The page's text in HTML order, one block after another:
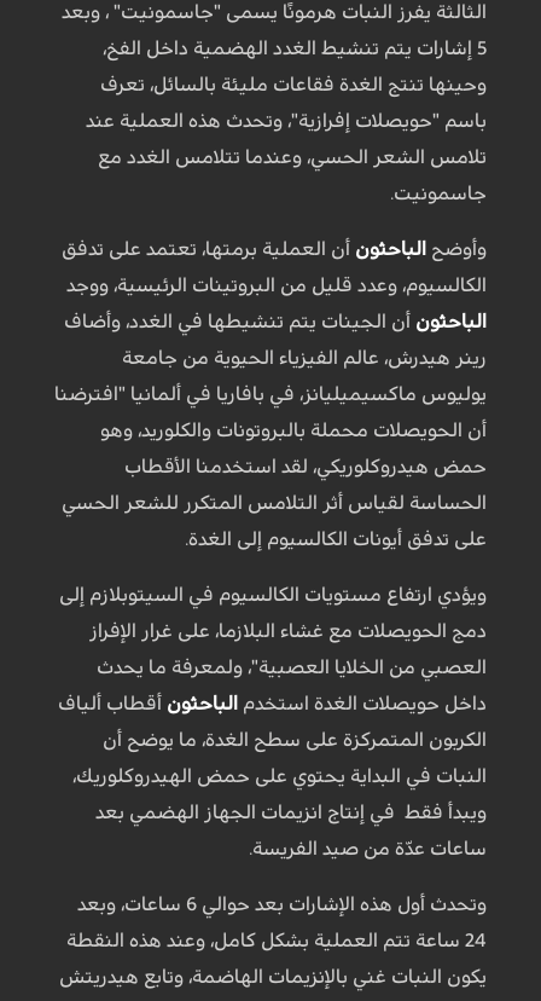
الثالثة يفرز النبات هرمونًا يسمى "جاسمونيت" ، وبعد
5 إشارات يتم تنشيط الغدد الهضمية داخل الفخ،
وحينها تنتج الغدة فقاعات مليئة بالسائل، تعرف
باسم "حويصلات إفرازية"، وتحدث هذه العملية عند
تلامس الشعر الحسي، وعندما تتلامس الغدد مع
جاسمونيت.
وأوضح الباحثون أن العملية برمتها، تعتمد على تدفق
الكالسيوم، وعدد قليل من البروتينات الرئيسية، ووجد
الباحثون أن الجينات يتم تنشيطها في الغدد، وأضاف
رينر هيدرش، عالم الفيزياء الحيوية من جامعة
يوليوس ماكسيميليانز، في بافاريا في ألمانيا "افترضنا
أن الحويصلات محملة بالبروتونات والكلوريد، وهو
حمض هيدروكلوريكي، لقد استخدمنا الأقطاب
الحساسة لقياس أثر التلامس المتكرر للشعر الحسي
على تدفق أيونات الكالسيوم إلى الغدة.
ويؤدي ارتفاع مستويات الكالسيوم في السيتوبلازم إلى
دمج الحويصلات مع غشاء البلازما، على غرار الإفراز
العصبي من الخلايا العصبية"، ولمعرفة ما يحدث
داخل حويصلات الغدة استخدم الباحثون أقطاب ألياف
الكربون المتمركزة على سطح الغدة، ما يوضح أن
النبات في البداية يحتوي على حمض الهيدروكلوريك،
ويبدأ فقط في إنتاج انزيمات الجهاز الهضمي بعد
ساعات عدّة من صيد الفريسة.
وتحدث أول هذه الإشارات بعد حوالي 6 ساعات، وبعد
24 ساعة تتم العملية بشكل كامل، وعند هذه النقطة
يكون النبات غني بالإنزيمات الهاضمة، وتابع هيدريتش